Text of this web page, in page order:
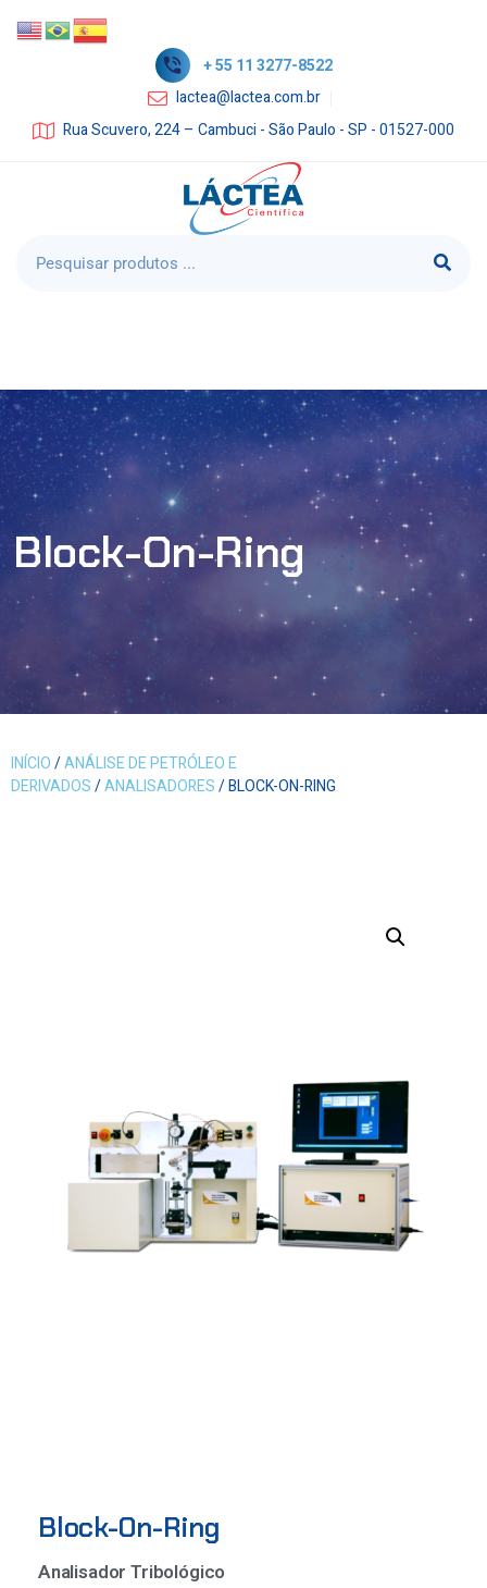
+ 55 11 3277-8522
lactea@lactea.com.br
Rua Scuvero, 224 – Cambuci - São Paulo - SP - 01527-000
Block-On-Ring
INÍCIO/ANÁLISE DE PETRÓLEO E
DERIVADOS/ANALISADORES/ BLOCK-ON-RING
Block-On-Ring
Analisador Tribológico